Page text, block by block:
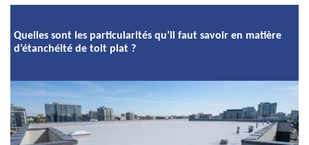
Quelles sont les particularités qu’il faut savoir en matière
d’étanchéité de toit plat ?